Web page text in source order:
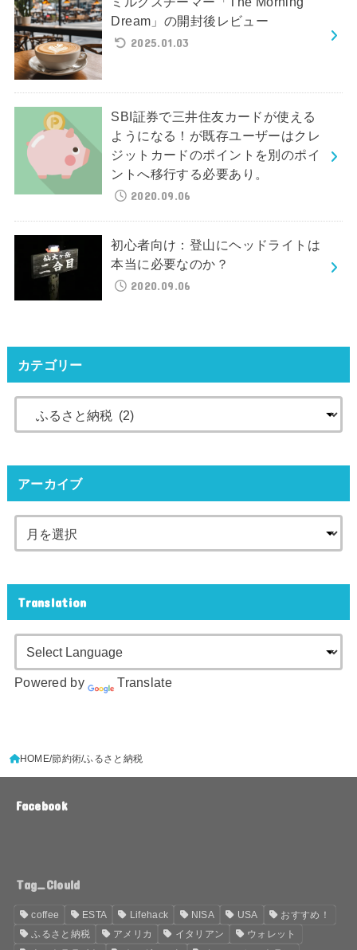
Dream」の開封後レビュー
2025.01.03
SBI証券で三井住友カードが使える
ようになる！が既存ユーザーはクレ
ジットカードのポイントを別のポイ
ントへ移行する必要あり。
2020.09.06
初心者向け：登山にヘッドライトは
本当に必要なのか？
2020.09.06
カテゴリー
アーカイブ
Translation
Powered by Translate
HOME 節約術 ふるさと納税
Facebook
Tag_Clould
coffee ESTA Lifehack NISA USA
おすすめ！
ふるさと納税
アメリカ イタリアン
ウォレット